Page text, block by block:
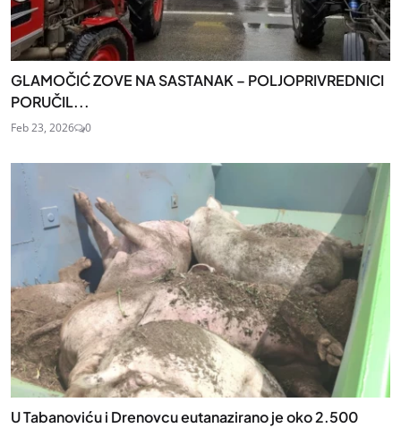
GLAMOČIĆ ZOVE NA SASTANAK – POLJOPRIVREDNICI
PORUČIL...
Feb 23, 2026 0
U Tabanoviću i Drenovcu eutanazirano je oko 2.500